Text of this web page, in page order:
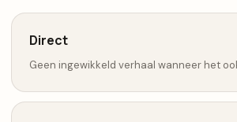
Direct
Geen ingewikkeld verhaal wanneer het